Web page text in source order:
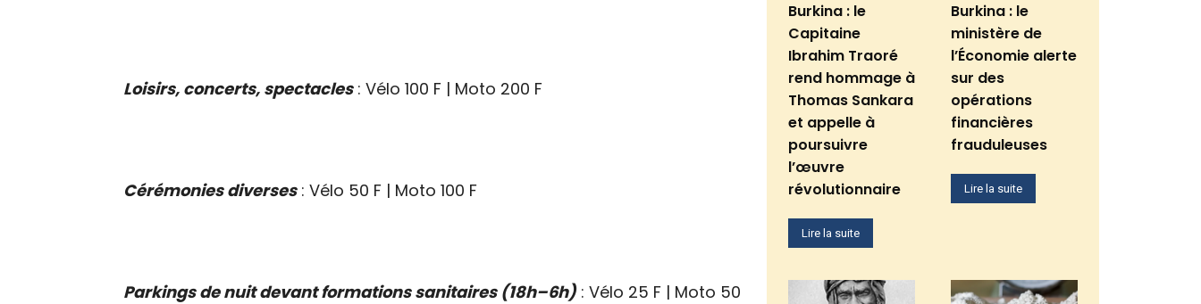
Loisirs, concerts, spectacles: Vélo 100 F | Moto 200 F
Cérémonies diverses: Vélo 50 F | Moto 100 F
Parkings de nuit devant formations sanitaires (18h–6h) : Vélo 25 F | Moto 50
Burkina : le
Capitaine
Ibrahim Traoré
rend hommage à
Thomas Sankara
et appelle à
poursuivre
l’œuvre
révolutionnaire
Lire la suite
Burkina : le
ministère de
l’Économie alerte
sur des
opérations
financières
frauduleuses
Lire la suite